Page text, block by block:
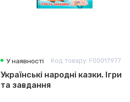
У наявності Код товару: F00017977
Українські народні казки. Ігри
та завдання